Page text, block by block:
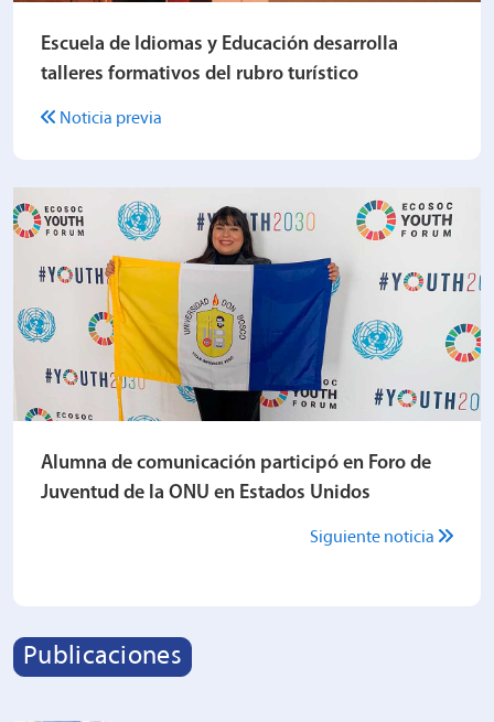
Escuela de Idiomas y Educación desarrolla
talleres formativos del rubro turístico
Noticia previa
Alumna de comunicación participó en Foro de
Juventud de la ONU en Estados Unidos
Siguiente noticia
Publicaciones